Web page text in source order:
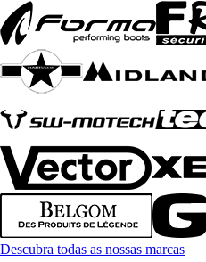
Descubra todas as nossas marcas